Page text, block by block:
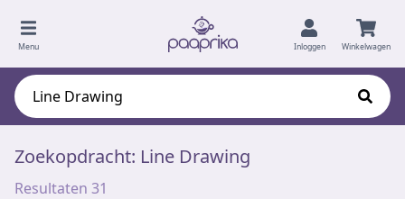
Menu Inloggen Winkelwagen
Zoekopdracht: Line Drawing
Resultaten 31